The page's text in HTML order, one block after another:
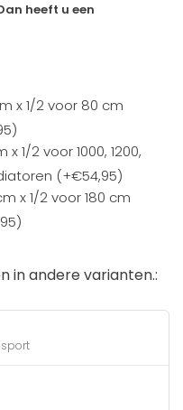
heeft u een
x 1/2 voor 80 cm
x 1/2 voor 1000, 1200,
(+€54,95)
x 1/2 voor 180 cm
in andere varianten.: